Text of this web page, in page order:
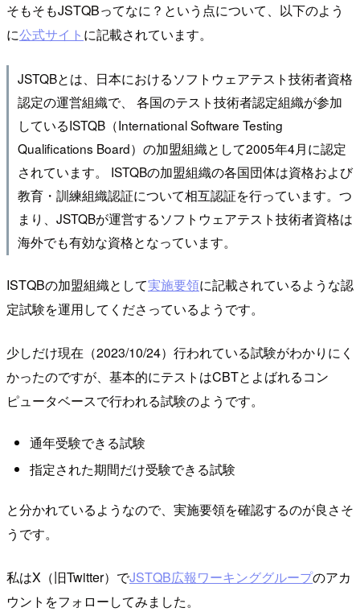
そもそもJSTQBってなに？という点について、以下のよう
に公式サイト に記載されています。
JSTQBとは、日本におけるソフトウェアテスト技術者資格
認定の運営組織で、 各国のテスト技術者認定組織が参加
しているISTQB（International Software Testing
Qualifications Board）の加盟組織として2005年4月に認定
されています。 ISTQBの加盟組織の各国団体は資格および
教育・訓練組織認証について相互認証を行っています。つ
まり、JSTQBが運営するソフトウェアテスト技術者資格は
海外でも有効な資格となっています。
ISTQBの加盟組織として実施要領に記載されているような認
定試験を運用してくださっているようです。
少しだけ現在（2023/10/24）行われている試験がわかりにく
かったのですが、基本的にテストはCBTとよばれるコン
ピュータベースで行われる試験のようです。
通年受験できる試験
指定された期間だけ受験できる試験
と分かれているようなので、実施要領を確認するのが良さそ
うです。
私はX（旧Twitter）でJSTQB広報ワーキンググループのアカ
ウントをフォローしてみました。